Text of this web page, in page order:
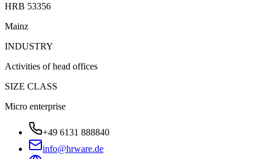
HRB 53356
Mainz
INDUSTRY
Activities of head offices
SIZE CLASS
Micro enterprise
+49 6131 888840
info@hrware.de